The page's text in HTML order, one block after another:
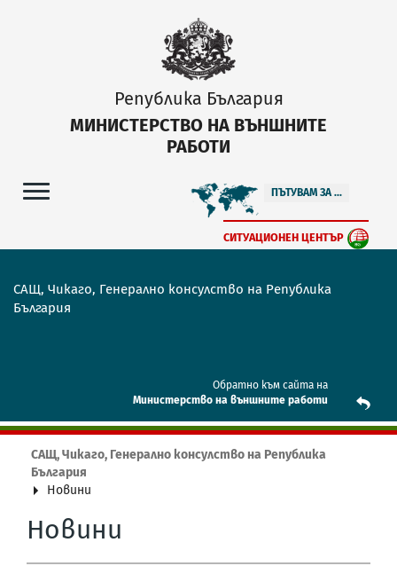
Република България
МИНИСТЕРСТВО НА ВЪНШНИТЕ
РАБОТИ
ПЪТУВАМ ЗА ...
СИТУАЦИОНЕН ЦЕНТЪР
САЩ, Чикаго, Генерално консулство на Република
България
Обратно към сайта на
Mинистерство на външните работи
САЩ, Чикаго, Генерално консулство на Република
България
Новини
Новини